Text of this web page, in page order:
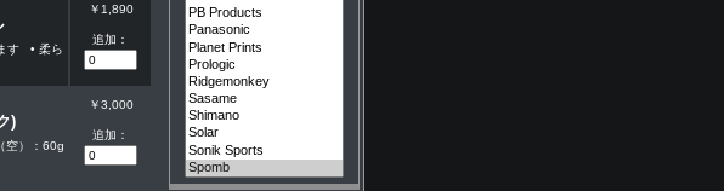
す • 柔ら
￥1,890
追加：
)
空）：60g
￥3,000
追加：